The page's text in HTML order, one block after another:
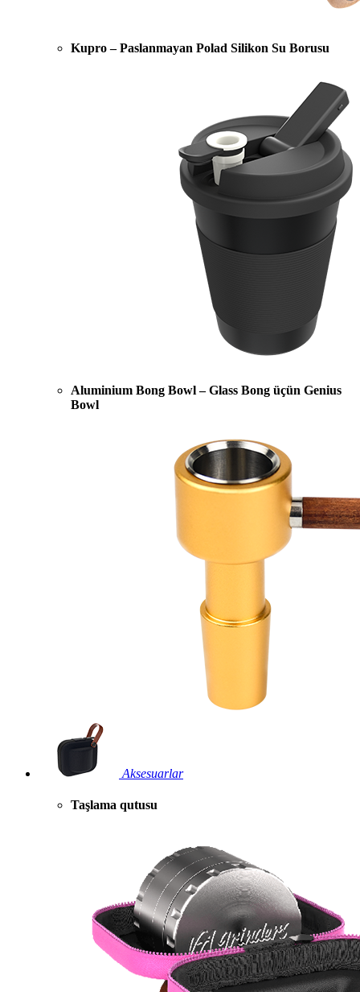
Kupro – Paslanmayan Polad Silikon Su Borusu
Aluminium Bong Bowl – Glass Bong üçün Genius
Bowl
Aksesuarlar
Taşlama qutusu